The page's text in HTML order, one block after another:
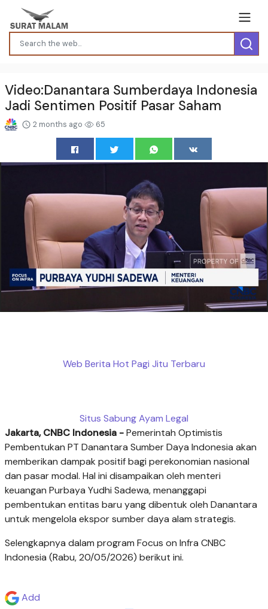
Video:Danantara Sumberdaya Indonesia
Jadi Sentimen Positif Pasar Saham
2 months ago 65
Web Berita Hot Pagi Jitu Terbaru
Situs Sabung Ayam Legal
Jakarta, CNBC Indonesia -Pemerintah Optimistis
Pembentukan PT Danantara Sumber Daya Indonesia akan
memberikan dampak positif bagi perekonomian nasional
dan pasar modal. Hal ini disampaikan oleh menteri
keuangan Purbaya Yudhi Sadewa, menanggapi
pembentukan entitas baru yang dibentuk oleh Danantara
untuk mengelola ekspor sumber daya alam strategis.
Selengkapnya dalam program Focus on Infra CNBC
Indonesia (Rabu, 20/05/2026) berikut ini.
Add